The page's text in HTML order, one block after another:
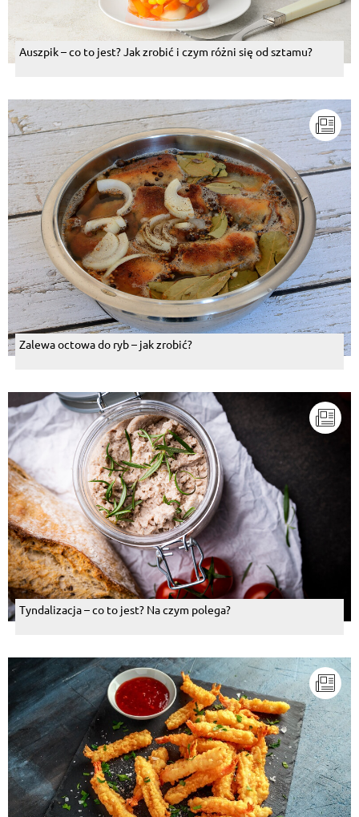
Auszpik – co to jest? Jak zrobić i czym różni się od sztamu?
Zalewa octowa do ryb – jak zrobić?
Tyndalizacja – co to jest? Na czym polega?